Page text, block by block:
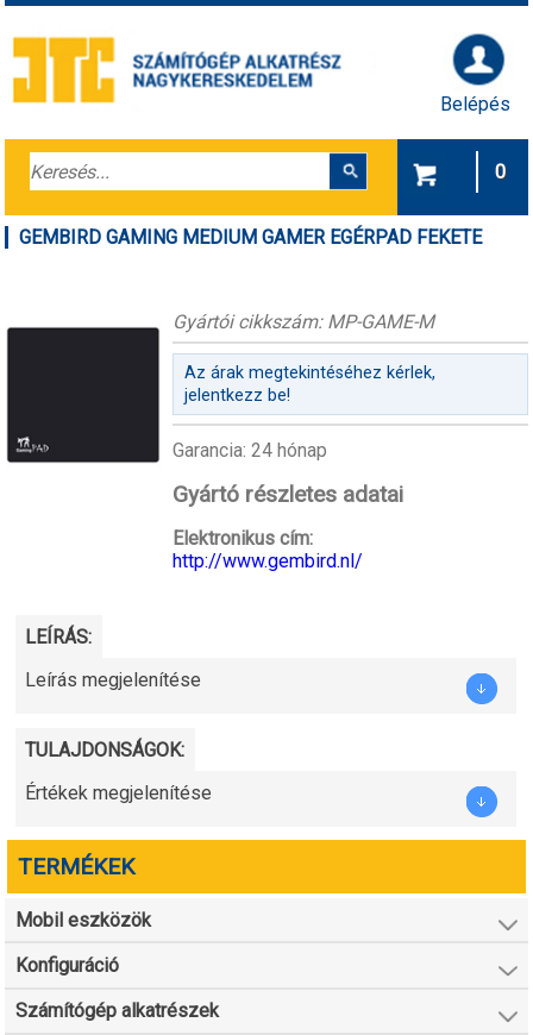
Belépés
0
GEMBIRD GAMING MEDIUM GAMER EGÉRPAD FEKETE
Gyártói cikkszám: MP-GAME-M
Az árak megtekintéséhez kérlek,
jelentkezz be!
Garancia: 24 hónap
Gyártó részletes adatai
Elektronikus cím:
http://www.gembird.nl/
LEÍRÁS:
Leírás megjelenítése
TULAJDONSÁGOK:
Értékek megjelenítése
TERMÉKEK
Mobil eszközök
Konfiguráció
Számítógép alkatrészek